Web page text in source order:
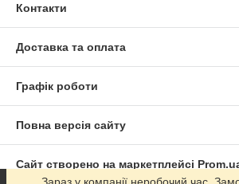
Контакти
Доставка та оплата
Графік роботи
Повна версія сайту
Сайт створено на маркетплейсі